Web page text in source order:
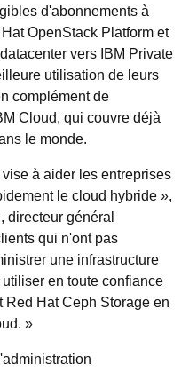
d'abonnements à
OpenStack Platform et
vers IBM Private
utilisation de leurs
complément de
Cloud, qui couvre déjà
le monde.
à aider les entreprises
le cloud hybride »,
général
qui n'ont pas
une infrastructure
en toute confiance
Red Hat Ceph Storage en
»